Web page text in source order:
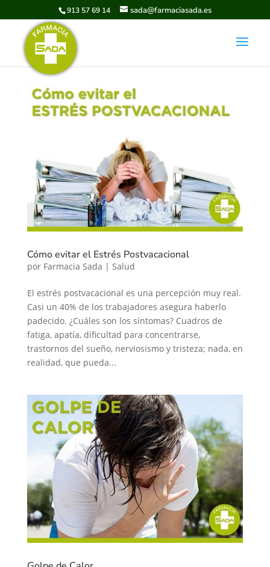
913 57 69 14 sada@farmaciasada.es
Cómo evitar el Estrés Postvacacional
por Farmacia Sada | Salud
El estrés postvacacional es una percepción muy real.
Casi un 40% de los trabajadores asegura haberlo
padecido. ¿Cuáles son los síntomas? Cuadros de
fatiga, apatía, dificultad para concentrarse,
trastornos del sueño, nerviosismo y tristeza; nada, en
realidad, que pueda...